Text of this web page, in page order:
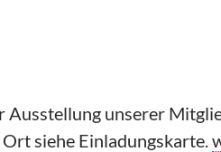
unserer
siehe Einladungskarte.